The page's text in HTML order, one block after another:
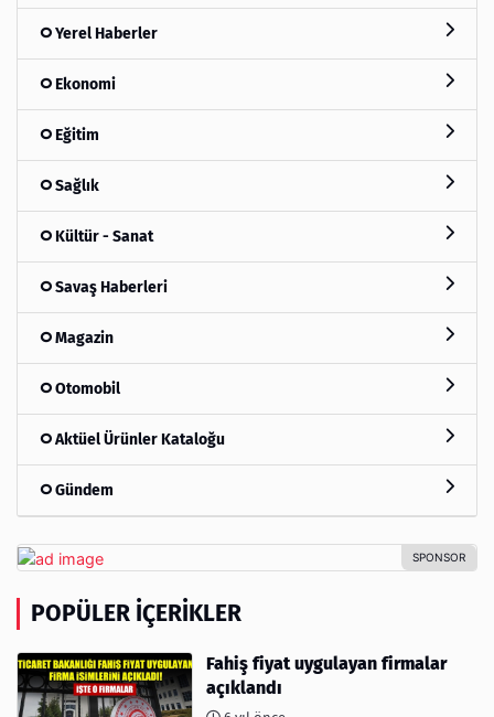
Yerel Haberler
Ekonomi
Eğitim
Sağlık
Kültür - Sanat
Savaş Haberleri
Magazin
Otomobil
Aktüel Ürünler Kataloğu
Gündem
POPÜLER İÇERIKLER
Fahiş fiyat uygulayan firmalar
açıklandı